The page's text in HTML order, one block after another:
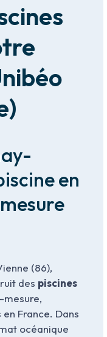
en
(86),
des piscines
mesure,
France. Dans
océanique